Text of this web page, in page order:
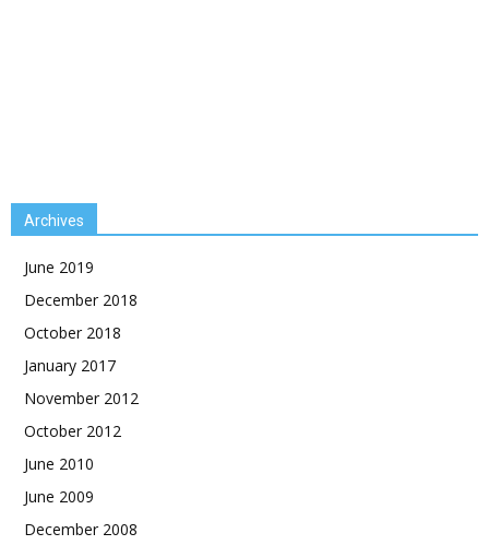
Archives
June 2019
December 2018
October 2018
January 2017
November 2012
October 2012
June 2010
June 2009
December 2008